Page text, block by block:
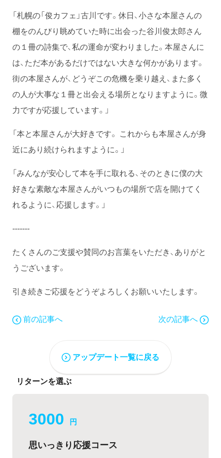
「札幌の「俊カフェ」古川です。休日、小さな本屋さんの
棚をのんびり眺めていた時に出会った谷川俊太郎さん
の１冊の詩集で、私の運命が変わりました。本屋さんに
は、ただ本があるだけではない大きな何かがあります。
街の本屋さんが、どうぞこの危機を乗り越え、また多く
の人が大事な１冊と出会える場所となりますように。微
力ですが応援しています。」
「本と本屋さんが大好きです。 これからも本屋さんが身
近にあり続けられますように。」
「みんなが安心して本を手に取れる、そのときに僕の大
好きな素敵な本屋さんがいつもの場所で店を開けてく
れるように、応援します。」
-------
たくさんのご支援や賛同のお言葉をいただき、ありがと
うございます。
引き続きご応援をどうぞよろしくお願いいたします。
前の記事へ 次の記事へ
アップデート一覧に戻る
リターンを選ぶ
3000 円
思いっきり応援コース